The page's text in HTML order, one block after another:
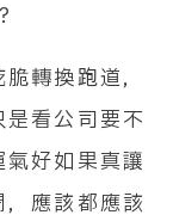
轉換跑道，
看公司要不
好如果真讓
應該都應該